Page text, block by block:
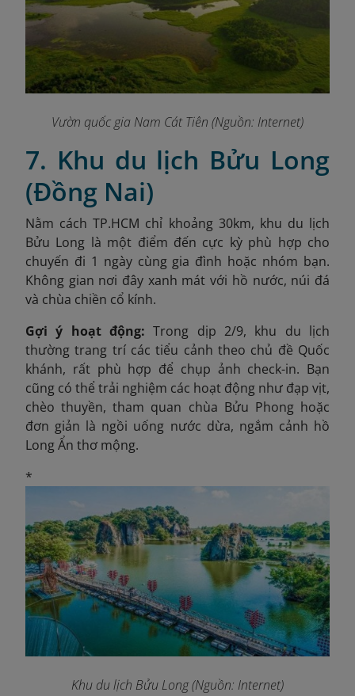
Vườn quốc gia Nam Cát Tiên (Nguồn: Internet)
7. Khu du lịch Bửu Long
(Đồng Nai)
Nằm cách TP.HCM chỉ khoảng 30km, khu du lịch
Bửu Long là một điểm đến cực kỳ phù hợp cho
chuyến đi 1 ngày cùng gia đình hoặc nhóm bạn.
Không gian nơi đây xanh mát với hồ nước, núi đá
và chùa chiền cổ kính.
Gợi ý hoạt động: Trong dịp 2/9, khu du lịch
thường trang trí các tiểu cảnh theo chủ đề Quốc
khánh, rất phù hợp để chụp ảnh check-in. Bạn
cũng có thể trải nghiệm các hoạt động như đạp vịt,
chèo thuyền, tham quan chùa Bửu Phong hoặc
đơn giản là ngồi uống nước dừa, ngắm cảnh hồ
Long Ẩn thơ mộng.
*
Khu du lịch Bửu Long (Nguồn: Internet)